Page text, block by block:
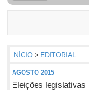
INÍCIO > EDITORIAL
AGOSTO 2015
Eleições legislativas